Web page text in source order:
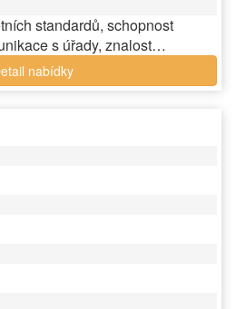
standardů, schopnost
s úřady, znalost…
nabídky